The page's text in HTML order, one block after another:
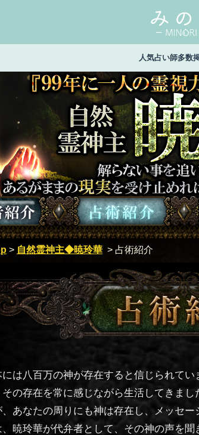
人気占い師多数
』最高学府/海外官庁公認【自然霊神主 暁
け止めれば自然体で生
> 自然霊神主◆暁玲華 > 占術紹介
占術
には八百万の神が存在すると信じられて
その存在を常に感じながら生活してきま
、あなたの周りにも神は存在し、メッセ
、暁玲華が代弁者として、その神の声を聞